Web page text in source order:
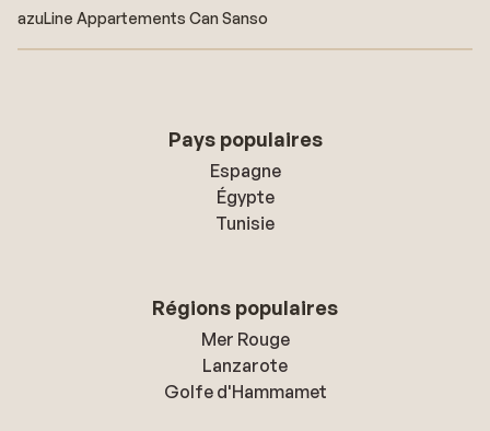
azuLine Appartements Can Sanso
Pays populaires
Espagne
Égypte
Tunisie
Régions populaires
Mer Rouge
Lanzarote
Golfe d'Hammamet